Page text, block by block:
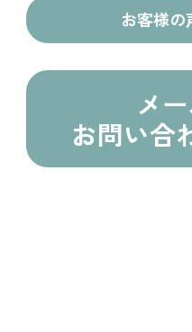
お客様の
メ
お問い合